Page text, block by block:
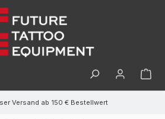
Versand ab 150 € Bestellwert